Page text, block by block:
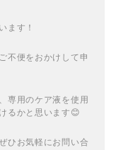
ます！
不便をおかけして申
専用のケア液を使用
るかと思います😊
ひお気軽にお問い合